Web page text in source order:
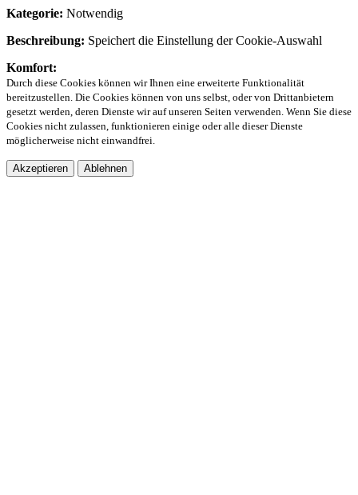
Kategorie: Notwendig
Beschreibung: Speichert die Einstellung der Cookie-Auswahl
Komfort:
Durch diese Cookies können wir Ihnen eine erweiterte Funktionalität
bereitzustellen. Die Cookies können von uns selbst, oder von Drittanbietern
gesetzt werden, deren Dienste wir auf unseren Seiten verwenden. Wenn Sie diese
Cookies nicht zulassen, funktionieren einige oder alle dieser Dienste
möglicherweise nicht einwandfrei.
Akzeptieren Ablehnen